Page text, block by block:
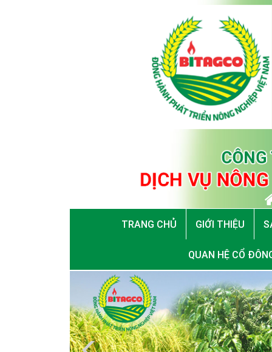
TRANG CHỦ GIỚI THIỆU
QUAN HỆ CỔ